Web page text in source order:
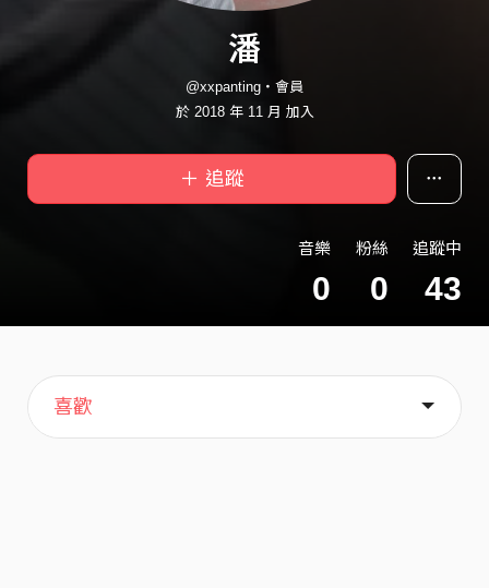
潘
@xxpanting・會員
於 2018 年 11 月 加入
＋ 追蹤
音樂
0
粉絲
0
追蹤中
43
主頁
喜歡
關於